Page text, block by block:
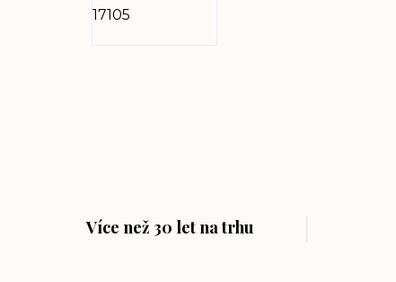
Více než 30 let na trhu